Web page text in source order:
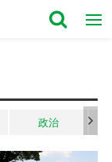
政治